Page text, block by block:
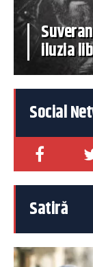
iluzia
Social
Satiră